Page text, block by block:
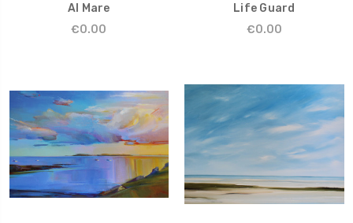
Al Mare
€0.00
Life Guard
€0.00